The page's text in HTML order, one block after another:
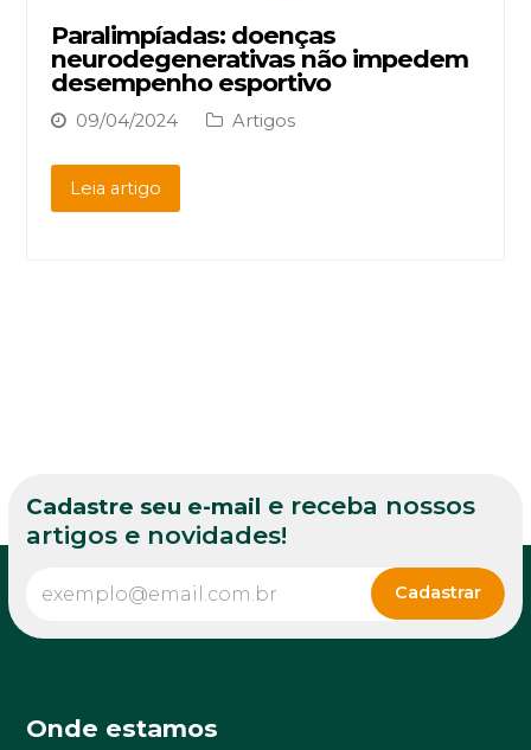
Paralimpíadas: doenças
neurodegenerativas não impedem
desempenho esportivo
09/04/2024 Artigos
Leia artigo
Cadastre seu e-mail e receba nossos
artigos e novidades!
Onde estamos